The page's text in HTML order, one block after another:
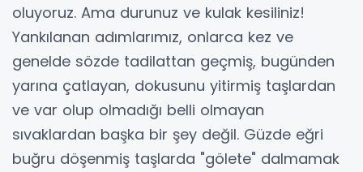
oluyoruz. Ama durunuz ve kulak kesiliniz!
Yankılanan adımlarımız, onlarca kez ve
genelde sözde tadilattan geçmiş, bugünden
yarına çatlayan, dokusunu yitirmiş taşlardan
ve var olup olmadığı belli olmayan
sıvaklardan başka bir şey değil. Güzde eğri
buğru döşenmiş taşlarda "gölete" dalmamak